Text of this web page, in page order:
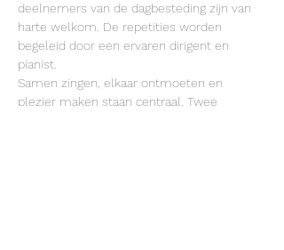
deelnemers van de dagbesteding zijn van
harte welkom. De repetities worden
begeleid door een ervaren dirigent en
pianist.
Samen zingen, elkaar ontmoeten en
plezier maken staan centraal. Twee